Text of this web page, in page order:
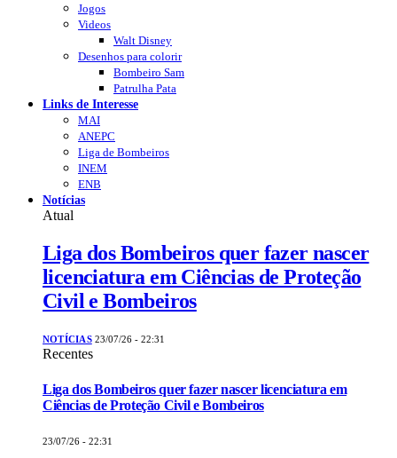
Jogos
Videos
Walt Disney
Desenhos para colorir
Bombeiro Sam
Patrulha Pata
Links de Interesse
MAI
ANEPC
Liga de Bombeiros
INEM
ENB
Notícias
Atual
Liga dos Bombeiros quer fazer nascer
licenciatura em Ciências de Proteção
Civil e Bombeiros
NOTÍCIAS 23/07/26 - 22:31
Recentes
Liga dos Bombeiros quer fazer nascer licenciatura em
Ciências de Proteção Civil e Bombeiros
23/07/26 - 22:31